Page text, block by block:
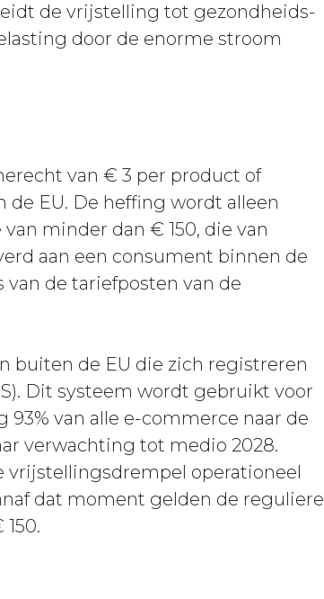
de vrijstelling tot gezondheids-
door de enorme stroom
van € 3 per product of
EU. De heffing wordt alleen
minder dan € 150, die van
aan een consument binnen de
van de tariefposten van de
buiten de EU die zich registreren
Dit systeem wordt gebruikt voor
van alle e-commerce naar de
verwachting tot medio 2028.
vrijstellingsdrempel operationeel
dat moment gelden de reguliere